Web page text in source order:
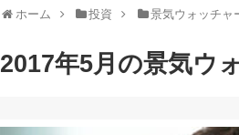
ホーム 投資 景気ウォッチャ
2017年5月の景気ウ